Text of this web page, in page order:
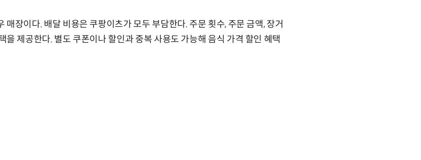
매장이다. 배달 비용은 쿠팡이츠가 모두 부담한다. 주문 횟수, 주문 금액, 장거
을 제공한다. 별도 쿠폰이나 할인과 중복 사용도 가능해 음식 가격 할인 혜택